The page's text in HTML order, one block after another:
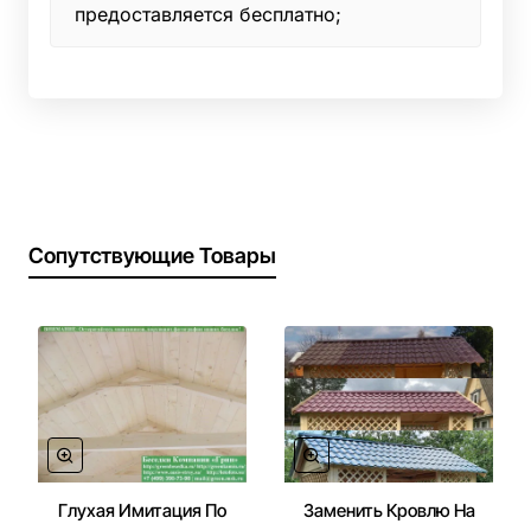
предоставляется бесплатно;
Сопутствующие Товары
Глухая Имитация По
Заменить Кровлю На